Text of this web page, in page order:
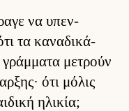
να υπεν­
τα καναδικά-
μετρούν
ότι μόλις
ηλικία;